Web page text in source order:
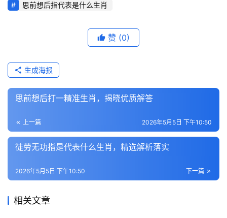
思前想后指代表是什么生肖
赞 (0)
生成海报
思前想后打一精准生肖，揭晓优质解答
上一篇 2026年5月5日 下午10:50
徒劳无功指是代表什么生肖，精选解析落实
下一篇
2026年5月5日 下午10:50
相关文章